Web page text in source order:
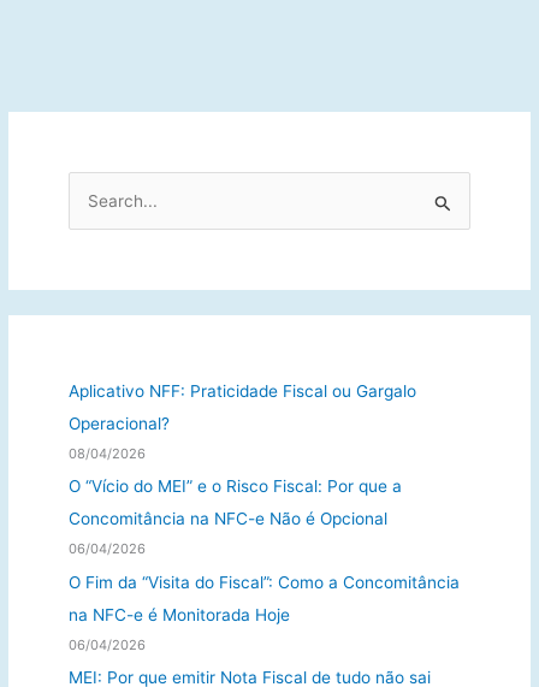
u
s
a
r
p
o
r
:
Aplicativo NFF: Praticidade Fiscal ou Gargalo
Operacional?
08/04/2026
O “Vício do MEI” e o Risco Fiscal: Por que a
Concomitância na NFC-e Não é Opcional
06/04/2026
O Fim da “Visita do Fiscal”: Como a Concomitância
na NFC-e é Monitorada Hoje
06/04/2026
MEI: Por que emitir Nota Fiscal de tudo não sai